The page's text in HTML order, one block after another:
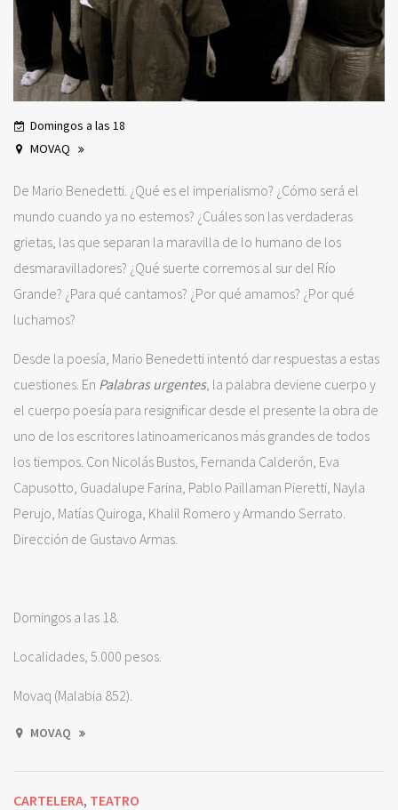
Domingos a las 18
MOVAQ
De Mario Benedetti. ¿Qué es el imperialismo? ¿Cómo será el
mundo cuando ya no estemos? ¿Cuáles son las verdaderas
grietas, las que separan la maravilla de lo humano de los
desmaravilladores? ¿Qué suerte corremos al sur del Río
Grande? ¿Para qué cantamos? ¿Por qué amamos? ¿Por qué
luchamos?
Desde la poesía, Mario Benedetti intentó dar respuestas a estas
cuestiones. En Palabras urgentes, la palabra deviene cuerpo y
el cuerpo poesía para resignificar desde el presente la obra de
uno de los escritores latinoamericanos más grandes de todos
los tiempos. Con Nicolás Bustos, Fernanda Calderón, Eva
Capusotto, Guadalupe Farina, Pablo Paillaman Pieretti, Nayla
Perujo, Matías Quiroga, Khalil Romero y Armando Serrato.
Dirección de Gustavo Armas.
Domingos a las 18.
Localidades, 5.000 pesos.
Movaq (Malabia 852).
MOVAQ
CARTELERA, TEATRO